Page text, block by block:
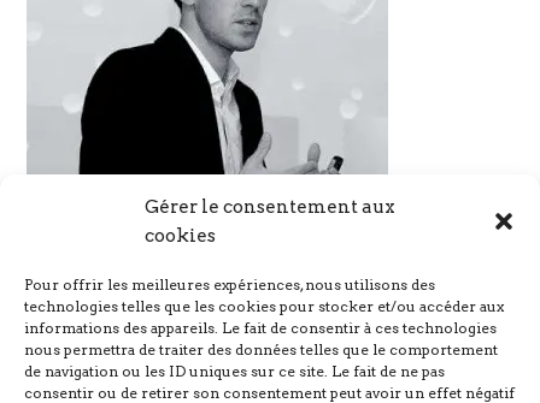
Gérer le consentement aux
cookies
Pour offrir les meilleures expériences, nous utilisons des
technologies telles que les cookies pour stocker et/ou accéder aux
informations des appareils. Le fait de consentir à ces technologies
nous permettra de traiter des données telles que le comportement
de navigation ou les ID uniques sur ce site. Le fait de ne pas
consentir ou de retirer son consentement peut avoir un effet négatif
Nous suivre